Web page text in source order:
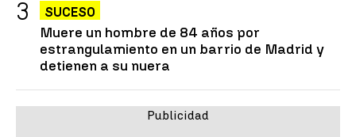
SUCESO
Muere un hombre de 84 años por
estrangulamiento en un barrio de Madrid y
detienen a su nuera